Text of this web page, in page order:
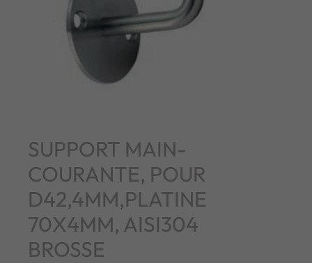
SUPPORT MAIN-
COURANTE, POUR
D42,4MM,PLATINE
70X4MM, AISI304
BROSSE